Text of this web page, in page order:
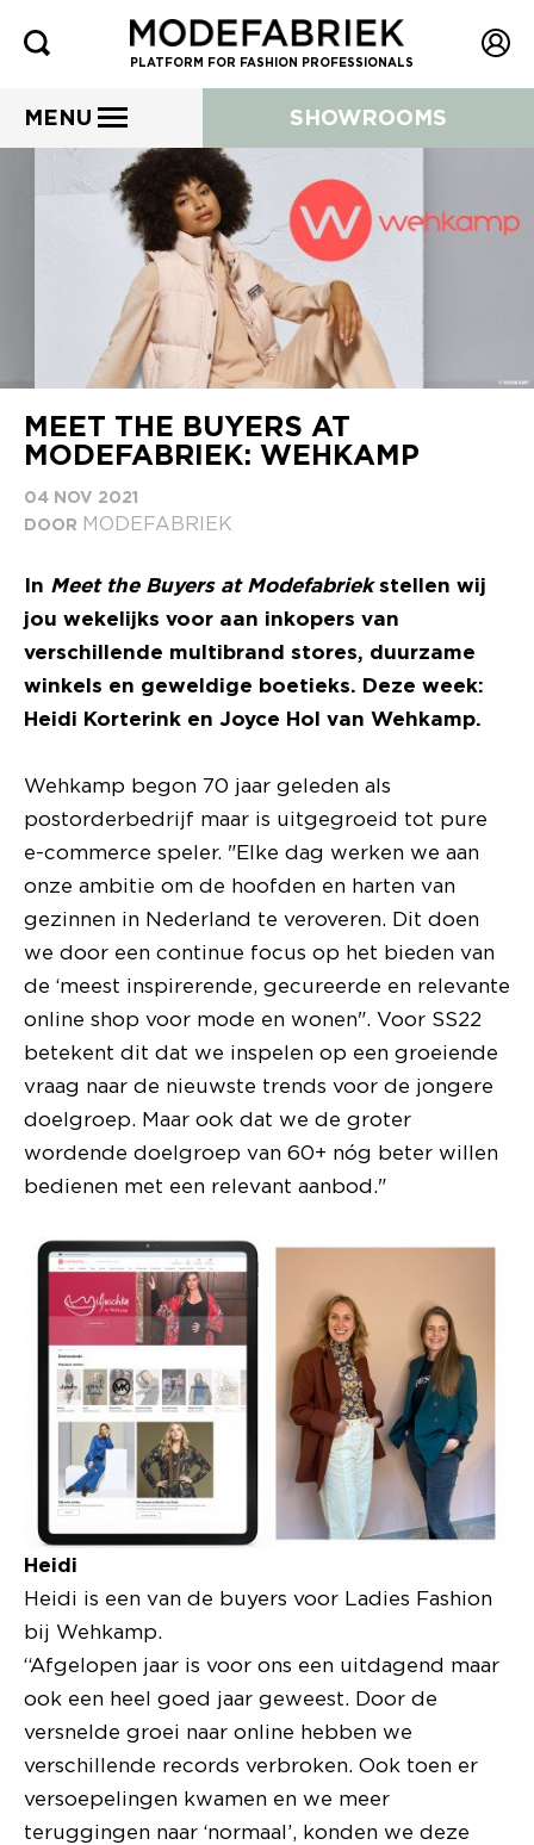
PLATFORM FOR FASHION PROFESSIONALS
MENU SHOWROOMS
MEET THE BUYERS AT
MODEFABRIEK: WEHKAMP
04 NOV 2021
DOOR MODEFABRIEK
In Meet the Buyers at Modefabriekstellen wij
jou wekelijks voor aan inkopers van
verschillende multibrand stores, duurzame
winkels en geweldige boetieks. Deze week:
Heidi Korterink en Joyce Hol van Wehkamp.
Wehkamp begon 70 jaar geleden als
postorderbedrijf maar is uitgegroeid tot pure
e-commerce speler. "Elke dag werken we aan
onze ambitie om de hoofden en harten van
gezinnen in Nederland te veroveren. Dit doen
we door een continue focus op het bieden van
de ‘meest inspirerende, gecureerde en relevante
online shop voor mode en wonen". Voor SS22
betekent dit dat we inspelen op een groeiende
vraag naar de nieuwste trends voor de jongere
doelgroep. Maar ook dat we de groter
wordende doelgroep van 60+ nóg beter willen
bedienen met een relevant aanbod."
Heidi
Heidi is een van de buyers voor Ladies Fashion
bij Wehkamp.
“Afgelopen jaar is voor ons een uitdagend maar
ook een heel goed jaar geweest. Door de
versnelde groei naar online hebben we
verschillende records verbroken. Ook toen er
versoepelingen kwamen en we meer
teruggingen naar ‘normaal’, konden we deze